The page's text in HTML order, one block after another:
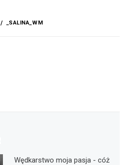
_SALINA_WM
Wędkarstwo moja pasja - cóż